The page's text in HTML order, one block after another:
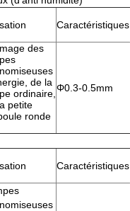
Caractéristiques
des
de la
ordinaire,
petite
ronde
Φ0.3-0.5mm
Caractéristiques